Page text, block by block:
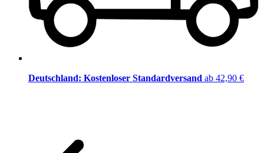
Deutschland: Kostenloser Standardversand ab 42,90 €